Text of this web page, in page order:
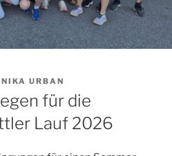
URBAN
für die
Lauf 2026